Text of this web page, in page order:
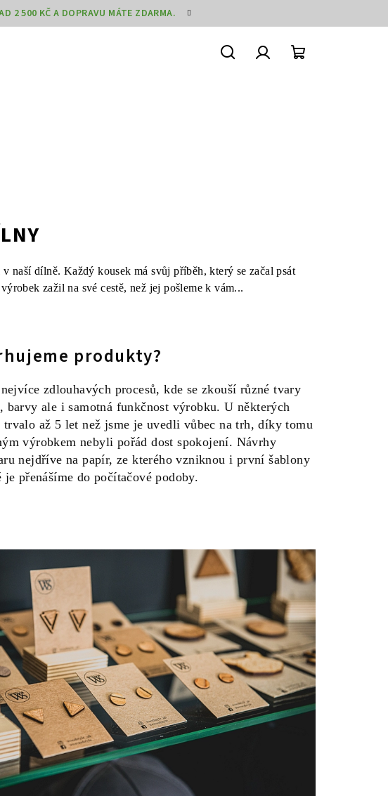
2 500 KČ A DOPRAVU MÁTE ZDARMA.
naší dílně. Každý kousek má svůj příběh, který se začal psát
zažil na své cestě, než jej pošleme k vám...
produkty?
zdlouhavých procesů, kde se zkouší různé tvary
barvy ale i samotná funkčnost výrobku. U některých
trvalo až 5 let než jsme je uvedli vůbec na trh, díky tomu
výrobkem nebyli pořád dost spokojení. Návrhy
nejdříve na papír, ze kterého vzniknou i první šablony
je přenášíme do počítačové podoby.